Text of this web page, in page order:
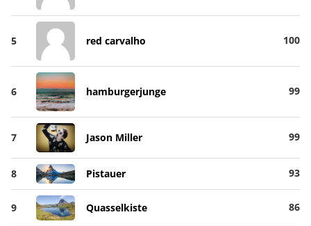
5 red carvalho 100
6 hamburgerjunge 99
7 Jason Miller 99
8 Pistauer 93
9 Quasselkiste 86